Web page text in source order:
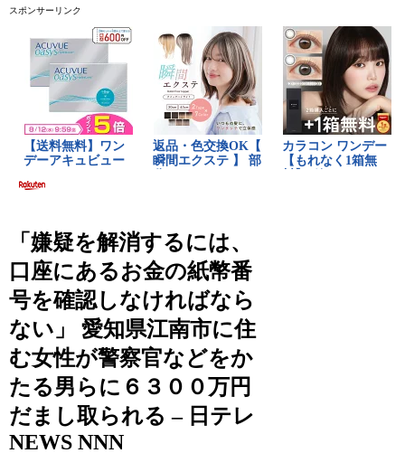
スポンサーリンク
「嫌疑を解消するには、
口座にあるお金の紙幣番
号を確認しなければなら
ない」 愛知県江南市に住
む女性が警察官などをか
たる男らに６３００万円
だまし取られる – 日テレ
NEWS NNN